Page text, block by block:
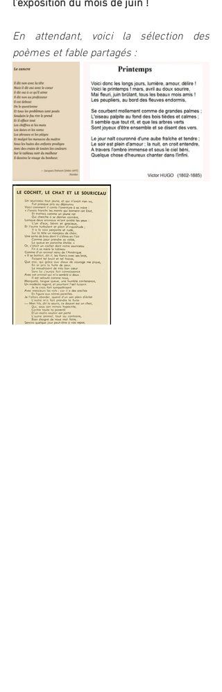
l'exposition du mois de juin !
En attendant, voici la sélection des
poèmes et fable partagés :